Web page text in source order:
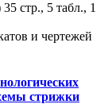
стр., 5 табл., 1
и чертежей
стрижки